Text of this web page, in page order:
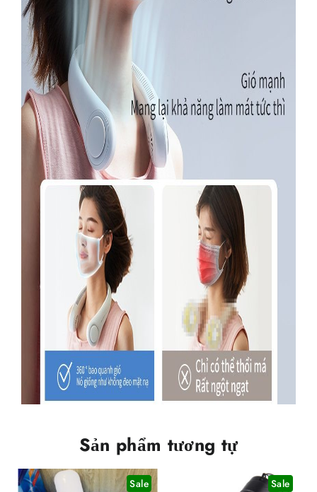
Sản phẩm tương tự
Sale Sale